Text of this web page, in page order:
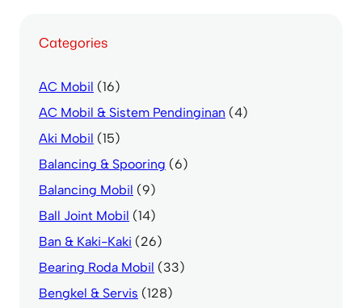
Categories
AC Mobil (16)
AC Mobil & Sistem Pendinginan (4)
Aki Mobil (15)
Balancing & Spooring (6)
Balancing Mobil (9)
Ball Joint Mobil (14)
Ban & Kaki-Kaki (26)
Bearing Roda Mobil (33)
Bengkel & Servis (128)